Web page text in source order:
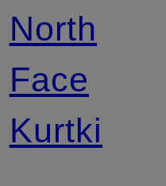
North
Face
Kurtki